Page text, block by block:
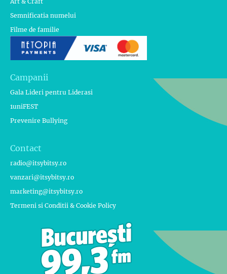
Semnificatia numelui
Filme de familie
Campanii
Gala Lideri pentru Liderasi
1uniFEST
Prevenire Bullying
Contact
radio@itsybitsy.ro
vanzari@itsybitsy.ro
marketing@itsybitsy.ro
Termeni si Conditii & Cookie Policy